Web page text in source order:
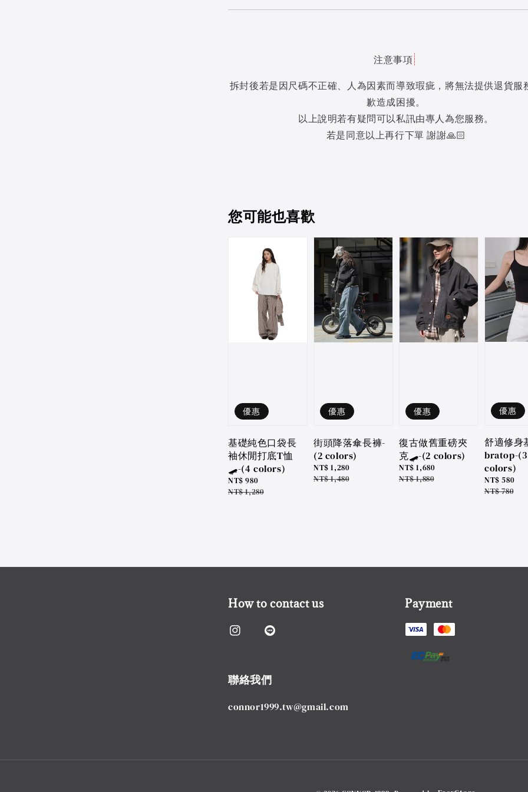
注意事項
拆封後若是因尺碼不正確、人為因素而導致瑕疵，將無法提供退貨服
歉造成困擾。
以上說明若有疑問可以私訊由專人為您服務。
若是同意以上再行下單 謝謝🙏🏻
您可能也喜歡
優惠
基礎純色口袋長
袖休閒打底T恤
🛹-(4 colors)
Sale
price
NT$ 980
Regular
NT$ 1,280
優惠
街頭降落傘長褲-
(2 colors)
Sale
price
NT$ 1,280
Regular
NT$ 1,480
優惠
復古做舊重磅夾
克🛹-(2 colors)
Sale
price
NT$ 1,680
Regular
NT$ 1,880
優惠
舒適修身
bratop-(3
colors)
Sale
price
NT$ 580
Regular
NT$ 780
How to contact us Payment
聯絡我們
connor1999.tw@gmail.com